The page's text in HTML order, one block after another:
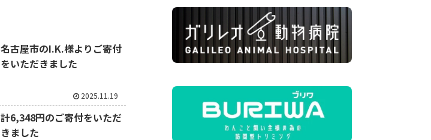
名古屋市のI.K.様よりご寄付
をいただきました
2025.11.19
計6,348円のご寄付をいただ
きました